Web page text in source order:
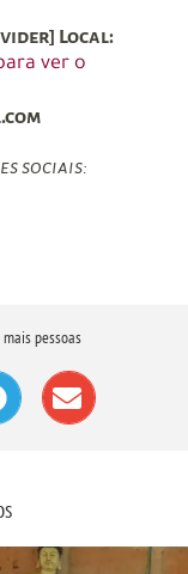
Local:
ver o
sociais:
pessoas